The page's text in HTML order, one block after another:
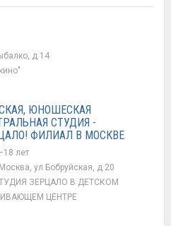
д 14
ЮНОШЕСКАЯ
СТУДИЯ -
ФИЛИАЛ В МОСКВЕ
лет
ул Бобруйская, д 20
ЗЕРЦАЛО В ДЕТСКОМ
ЦЕНТРЕ